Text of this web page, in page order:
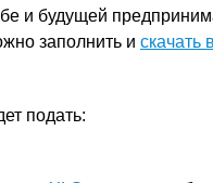
и будущей
заполнить и скачать
подать: